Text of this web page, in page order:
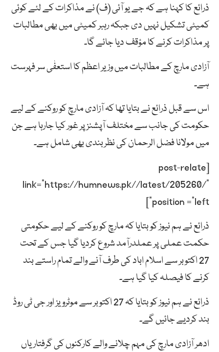
ذرائع کا کہنا ہے کہ جے یو آئی (ف) نے مذاکرات کے لئے کوئی
کمیٹی تشکیل نہیں دی جبکہ رہبر کمیٹی میں بھی مطالبات
پر مذاکرات کرنے کا مؤقف دیا جائے گا۔
آزادی مارچ کے مطالبات میں وزیر اعظم کا استعفٰی سر فہرست
ہے۔
اس سے قبل ذرائع نے بتایا تھا کہ آزادی مارچ کو روکنے کے لیے
حکومت کی جانب سے مختلف آپشنز پر غور کیا جارہا ہے جن
میں مولانا فضل الرحمان کی نظربندی بھی شامل ہے۔
[post-relate
link=”https://humnews.pk//latest/205260/”
position =”left”]
ذرائع نے ہم نیوز کو بتایا کہ مارچ کو روکنے کے لیے حکومتی
حکمت عملی پر عملدرآمد شروع کردیا گیا جس کے تحت
27 اکتوبر سے اسلام اباد کی طرف آنے والے تمام راستے بند
کرنے کا فیصلہ کیا گیا ہے۔
ذرائع نے ہم نیوز کو بتایا کہ 27 اکتوبر سے موٹرویز اور جی ٹی روڈ
بند کردیے جائیں گے۔
ادھر آزادی مارچ کی مہم چلانے والے کارکنوں کی گرفتاریاں